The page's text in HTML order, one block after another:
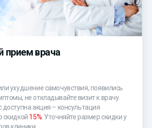
прием врача
ухудшение самочувствия, появились
не откладывайте визит к врачу.
доступна акция – консультация
скидкой 15% . Уточняйте размер скидки у
клиники.